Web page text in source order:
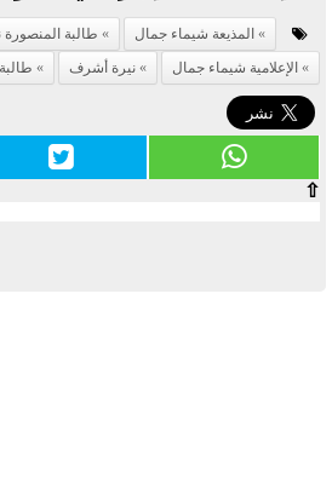
المذيعة شيماء جمال طالبة
الإعلامية شيماء جمال
نيرة أشرف
⇧